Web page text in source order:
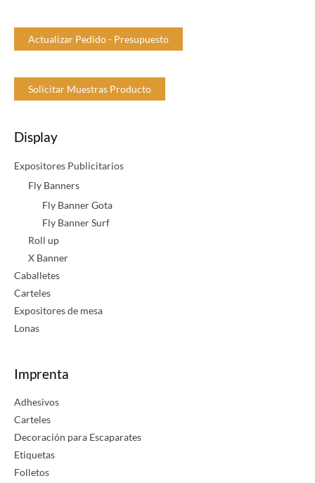
Actualizar Pedido - Presupuesto
Solicitar Muestras Producto
Display
Expositores Publicitarios
Fly Banners
Fly Banner Gota
Fly Banner Surf
Roll up
X Banner
Caballetes
Carteles
Expositores de mesa
Lonas
Imprenta
Adhesivos
Carteles
Decoración para Escaparates
Etiquetas
Folletos